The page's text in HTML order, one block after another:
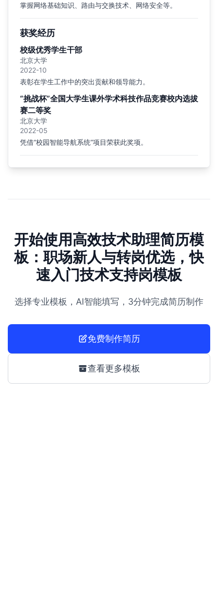
掌握网络基础知识、路由与交换技术、网络安全等。
获奖经历
校级优秀学生干部
北京大学
2022-10
表彰在学生工作中的突出贡献和领导能力。
“挑战杯”全国大学生课外学术科技作品竞赛校内选拔
赛二等奖
北京大学
2022-05
凭借“校园智能导航系统”项目荣获此奖项。
开始使用高效技术助理简历模
板：职场新人与转岗优选，快
速入门技术支持岗模板
选择专业模板，AI智能填写，3分钟完成简历制作
免费制作简历
查看更多模板